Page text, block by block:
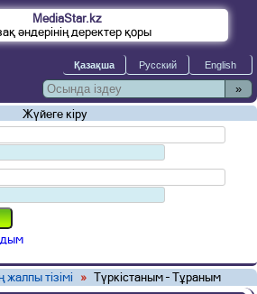
MediaStar.kz
әндерінің деректер қоры
»
Жүйеге кіру
тізімі » Түркістаным – Тұраным